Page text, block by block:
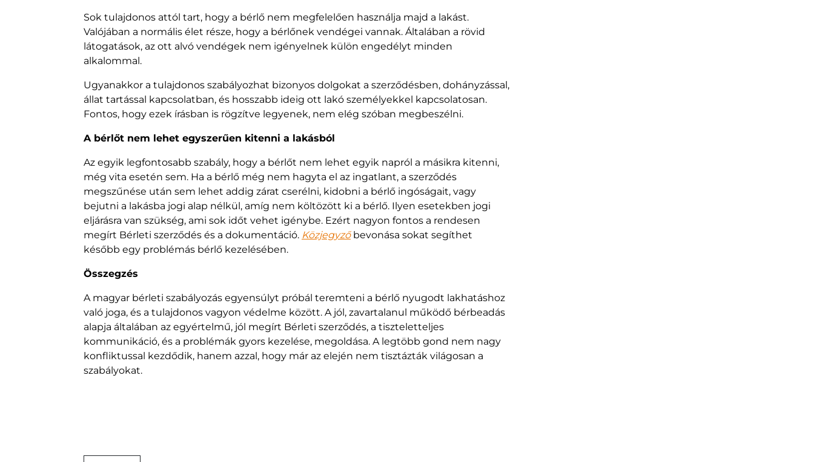
Sok tulajdonos attól tart, hogy a bérlő nem megfelelően használja majd a lakást.
Valójában a normális élet része, hogy a bérlőnek vendégei vannak. Általában a rövid
látogatások, az ott alvó vendégek nem igényelnek külön engedélyt minden
alkalommal.
Ugyanakkor a tulajdonos szabályozhat bizonyos dolgokat a szerződésben, dohányzással,
állat tartással kapcsolatban, és hosszabb ideig ott lakó személyekkel kapcsolatosan.
Fontos, hogy ezek írásban is rögzítve legyenek, nem elég szóban megbeszélni.
A bérlőt nem lehet egyszerűen kitenni a lakásból
Az egyik legfontosabb szabály, hogy a bérlőt nem lehet egyik napról a másikra kitenni,
még vita esetén sem. Ha a bérlő még nem hagyta el az ingatlant, a szerződés
megszűnése után sem lehet addig zárat cserélni, kidobni a bérlő ingóságait, vagy
bejutni a lakásba jogi alap nélkül, amíg nem költözött ki a bérlő. Ilyen esetekben jogi
eljárásra van szükség, ami sok időt vehet igénybe. Ezért nagyon fontos a rendesen
megírt Bérleti szerződés és a dokumentáció. Közjegyzőbevonása sokat segíthet
később egy problémás bérlő kezelésében.
Összegzés
A magyar bérleti szabályozás egyensúlyt próbál teremteni a bérlő nyugodt lakhatáshoz
való joga, és a tulajdonos vagyon védelme között. A jól, zavartalanul működő bérbeadás
alapja általában az egyértelmű, jól megírt Bérleti szerződés, a tiszteletteljes
kommunikáció, és a problémák gyors kezelése, megoldása. A legtöbb gond nem nagy
konfliktussal kezdődik, hanem azzal, hogy már az elején nem tisztázták világosan a
szabályokat.